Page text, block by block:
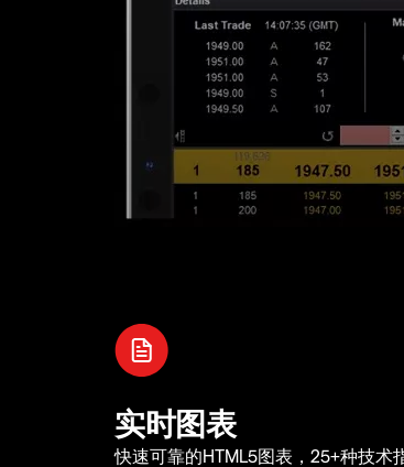
实时图表
快速可靠的HTML5图表，25+种技术